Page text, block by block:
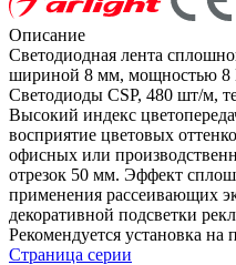
Описание
Светодиодная лента
шириной 8 мм, мощностью 8
Светодиоды CSP, 480 шт/м,
Высокий индекс
восприятие цветовых
офисных или
отрезок 50 мм. Эффект
применения рассеивающих
декоративной подсветки
Рекомендуется установка на
Страница серии